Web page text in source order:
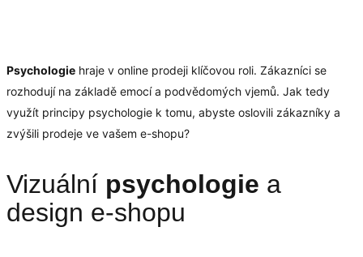
Psychologie hraje v online prodeji klíčovou roli. Zákazníci se
rozhodují na základě emocí a podvědomých vjemů. Jak tedy
využít principy psychologie k tomu, abyste oslovili zákazníky a
zvýšili prodeje ve vašem e-shopu?
Vizuální psychologie a
design e-shopu